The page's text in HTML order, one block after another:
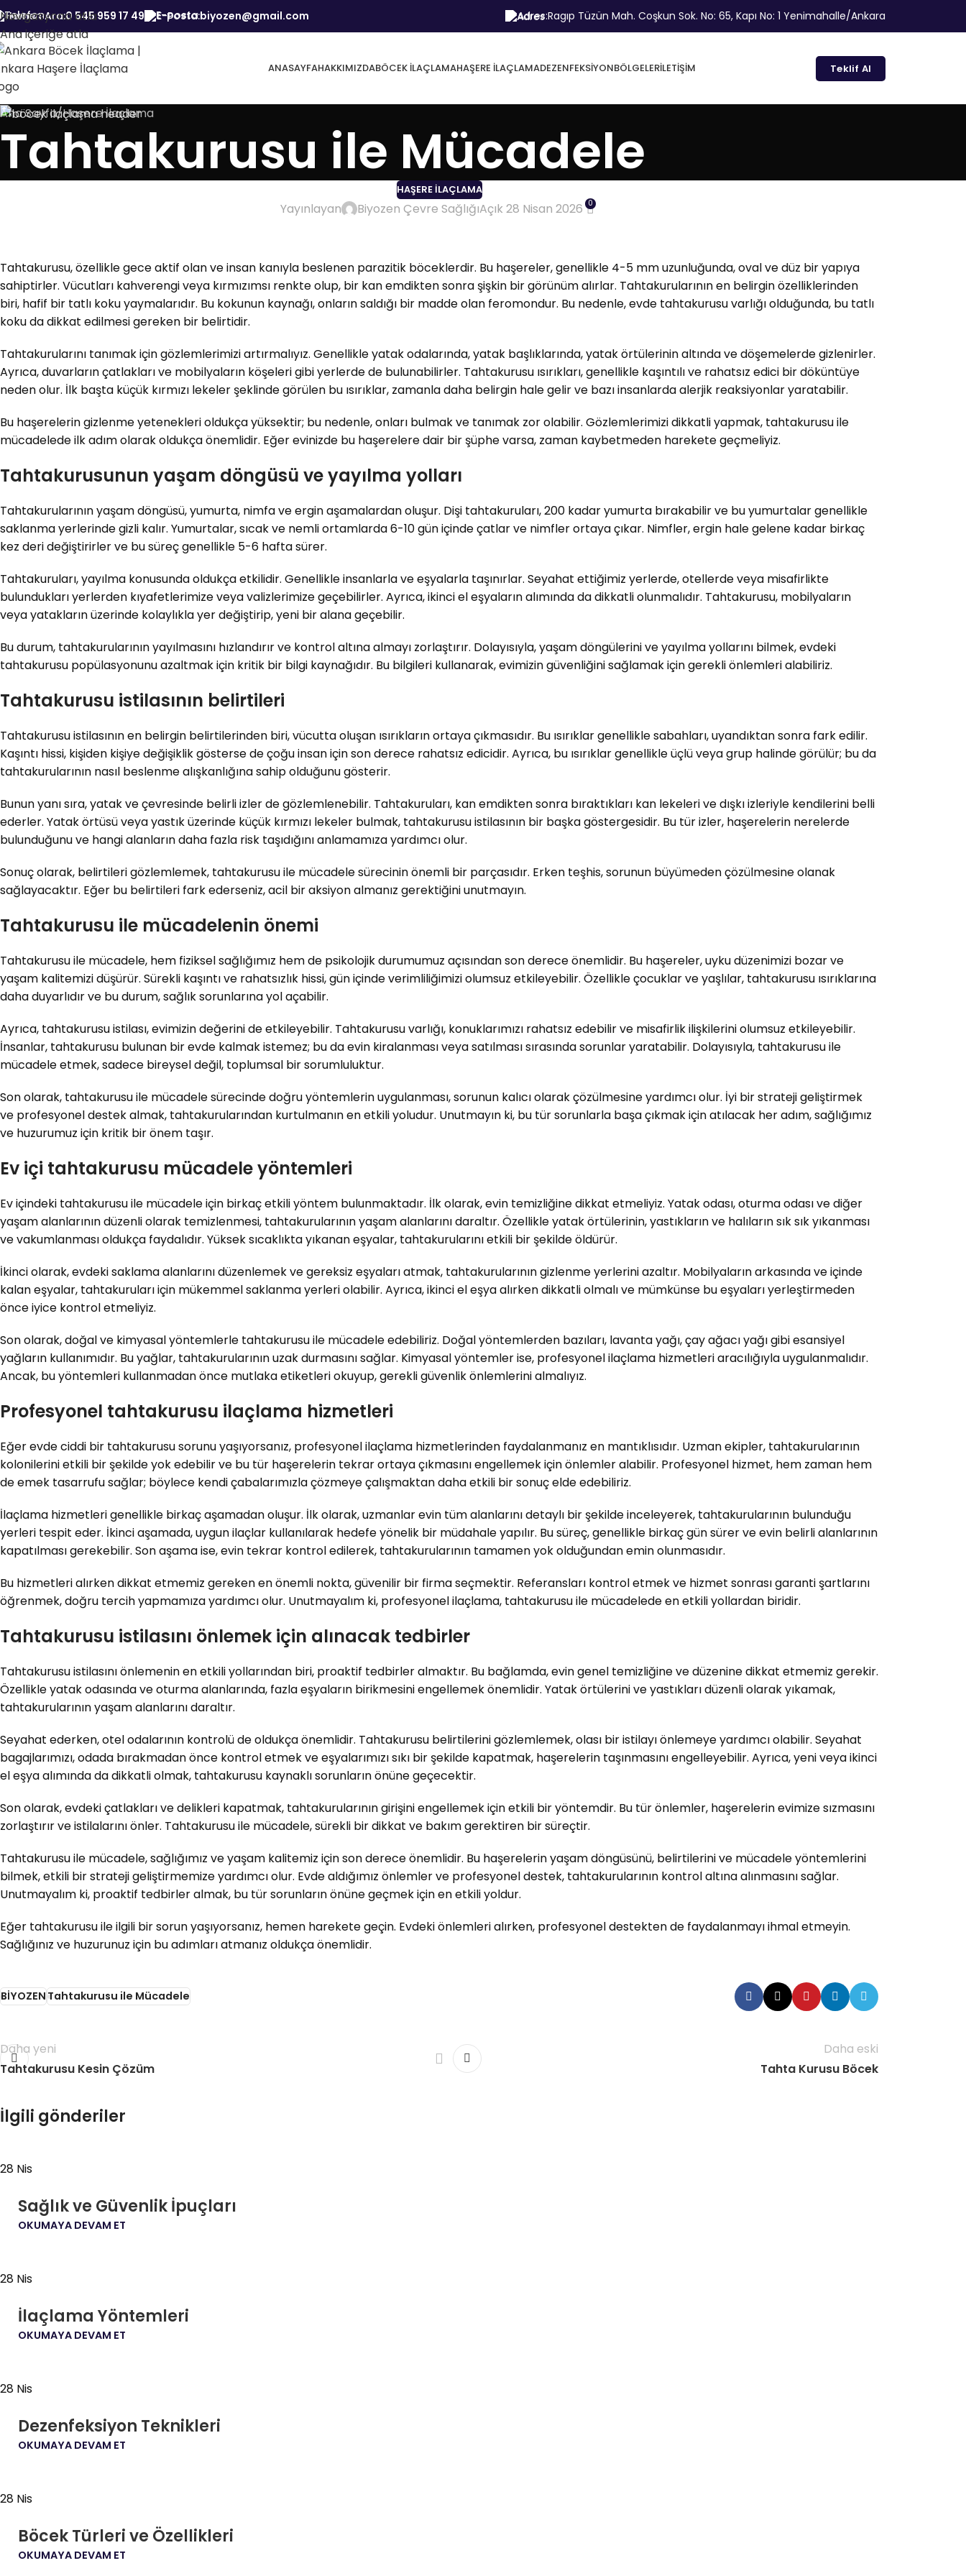
Navigasyona atla
Ana içeriğe atla
Hemen Ara:0 545 959 17 49 E-Posta:biyozen@gmail.com Adres:Ragıp Tüzün Mah. Coşkun Sok. No: 65, Kapı No: 1 Yenimahalle/Ankara
ANASAYFAHAKKIMIZDABÖCEK İLAÇLAMAHAŞERE İLAÇLAMADEZENFEKSIYONBÖLGELERİLETIŞIM Teklif Al
Ana Sayfa Haşere İlaçlama
Tahtakurusu ile Mücadele
HAŞERE İLAÇLAMA
Yayınlayan Biyozen Çevre SağlığıAçık 28 Nisan 2026 0
Tahtakurusu, özellikle gece aktif olan ve insan kanıyla beslenen parazitik böceklerdir. Bu haşereler, genellikle 4-5 mm uzunluğunda, oval ve düz bir yapıya
sahiptirler. Vücutları kahverengi veya kırmızımsı renkte olup, bir kan emdikten sonra şişkin bir görünüm alırlar. Tahtakurularının en belirgin özelliklerinden
biri, hafif bir tatlı koku yaymalarıdır. Bu kokunun kaynağı, onların saldığı bir madde olan feromondur. Bu nedenle, evde tahtakurusu varlığı olduğunda, bu tatlı
koku da dikkat edilmesi gereken bir belirtidir.
Tahtakurularını tanımak için gözlemlerimizi artırmalıyız. Genellikle yatak odalarında, yatak başlıklarında, yatak örtülerinin altında ve döşemelerde gizlenirler.
Ayrıca, duvarların çatlakları ve mobilyaların köşeleri gibi yerlerde de bulunabilirler. Tahtakurusu ısırıkları, genellikle kaşıntılı ve rahatsız edici bir döküntüye
neden olur. İlk başta küçük kırmızı lekeler şeklinde görülen bu ısırıklar, zamanla daha belirgin hale gelir ve bazı insanlarda alerjik reaksiyonlar yaratabilir.
Bu haşerelerin gizlenme yetenekleri oldukça yüksektir; bu nedenle, onları bulmak ve tanımak zor olabilir. Gözlemlerimizi dikkatli yapmak, tahtakurusu ile
mücadelede ilk adım olarak oldukça önemlidir. Eğer evinizde bu haşerelere dair bir şüphe varsa, zaman kaybetmeden harekete geçmeliyiz.
Tahtakurusunun yaşam döngüsü ve yayılma yolları
Tahtakurularının yaşam döngüsü, yumurta, nimfa ve ergin aşamalardan oluşur. Dişi tahtakuruları, 200 kadar yumurta bırakabilir ve bu yumurtalar genellikle
saklanma yerlerinde gizli kalır. Yumurtalar, sıcak ve nemli ortamlarda 6-10 gün içinde çatlar ve nimfler ortaya çıkar. Nimfler, ergin hale gelene kadar birkaç
kez deri değiştirirler ve bu süreç genellikle 5-6 hafta sürer.
Tahtakuruları, yayılma konusunda oldukça etkilidir. Genellikle insanlarla ve eşyalarla taşınırlar. Seyahat ettiğimiz yerlerde, otellerde veya misafirlikte
bulundukları yerlerden kıyafetlerimize veya valizlerimize geçebilirler. Ayrıca, ikinci el eşyaların alımında da dikkatli olunmalıdır. Tahtakurusu, mobilyaların
veya yatakların üzerinde kolaylıkla yer değiştirip, yeni bir alana geçebilir.
Bu durum, tahtakurularının yayılmasını hızlandırır ve kontrol altına almayı zorlaştırır. Dolayısıyla, yaşam döngülerini ve yayılma yollarını bilmek, evdeki
tahtakurusu popülasyonunu azaltmak için kritik bir bilgi kaynağıdır. Bu bilgileri kullanarak, evimizin güvenliğini sağlamak için gerekli önlemleri alabiliriz.
Tahtakurusu istilasının belirtileri
Tahtakurusu istilasının en belirgin belirtilerinden biri, vücutta oluşan ısırıkların ortaya çıkmasıdır. Bu ısırıklar genellikle sabahları, uyandıktan sonra fark edilir.
Kaşıntı hissi, kişiden kişiye değişiklik gösterse de çoğu insan için son derece rahatsız edicidir. Ayrıca, bu ısırıklar genellikle üçlü veya grup halinde görülür; bu da
tahtakurularının nasıl beslenme alışkanlığına sahip olduğunu gösterir.
Bunun yanı sıra, yatak ve çevresinde belirli izler de gözlemlenebilir. Tahtakuruları, kan emdikten sonra bıraktıkları kan lekeleri ve dışkı izleriyle kendilerini belli
ederler. Yatak örtüsü veya yastık üzerinde küçük kırmızı lekeler bulmak, tahtakurusu istilasının bir başka göstergesidir. Bu tür izler, haşerelerin nerelerde
bulunduğunu ve hangi alanların daha fazla risk taşıdığını anlamamıza yardımcı olur.
Sonuç olarak, belirtileri gözlemlemek, tahtakurusu ile mücadele sürecinin önemli bir parçasıdır. Erken teşhis, sorunun büyümeden çözülmesine olanak
sağlayacaktır. Eğer bu belirtileri fark ederseniz, acil bir aksiyon almanız gerektiğini unutmayın.
Tahtakurusu ile mücadelenin önemi
Tahtakurusu ile mücadele, hem fiziksel sağlığımız hem de psikolojik durumumuz açısından son derece önemlidir. Bu haşereler, uyku düzenimizi bozar ve
yaşam kalitemizi düşürür. Sürekli kaşıntı ve rahatsızlık hissi, gün içinde verimliliğimizi olumsuz etkileyebilir. Özellikle çocuklar ve yaşlılar, tahtakurusu ısırıklarına
daha duyarlıdır ve bu durum, sağlık sorunlarına yol açabilir.
Ayrıca, tahtakurusu istilası, evimizin değerini de etkileyebilir. Tahtakurusu varlığı, konuklarımızı rahatsız edebilir ve misafirlik ilişkilerini olumsuz etkileyebilir.
İnsanlar, tahtakurusu bulunan bir evde kalmak istemez; bu da evin kiralanması veya satılması sırasında sorunlar yaratabilir. Dolayısıyla, tahtakurusu ile
mücadele etmek, sadece bireysel değil, toplumsal bir sorumluluktur.
Son olarak, tahtakurusu ile mücadele sürecinde doğru yöntemlerin uygulanması, sorunun kalıcı olarak çözülmesine yardımcı olur. İyi bir strateji geliştirmek
ve profesyonel destek almak, tahtakurularından kurtulmanın en etkili yoludur. Unutmayın ki, bu tür sorunlarla başa çıkmak için atılacak her adım, sağlığımız
ve huzurumuz için kritik bir önem taşır.
Ev içi tahtakurusu mücadele yöntemleri
Ev içindeki tahtakurusu ile mücadele için birkaç etkili yöntem bulunmaktadır. İlk olarak, evin temizliğine dikkat etmeliyiz. Yatak odası, oturma odası ve diğer
yaşam alanlarının düzenli olarak temizlenmesi, tahtakurularının yaşam alanlarını daraltır. Özellikle yatak örtülerinin, yastıkların ve halıların sık sık yıkanması
ve vakumlanması oldukça faydalıdır. Yüksek sıcaklıkta yıkanan eşyalar, tahtakurularını etkili bir şekilde öldürür.
İkinci olarak, evdeki saklama alanlarını düzenlemek ve gereksiz eşyaları atmak, tahtakurularının gizlenme yerlerini azaltır. Mobilyaların arkasında ve içinde
kalan eşyalar, tahtakuruları için mükemmel saklanma yerleri olabilir. Ayrıca, ikinci el eşya alırken dikkatli olmalı ve mümkünse bu eşyaları yerleştirmeden
önce iyice kontrol etmeliyiz.
Son olarak, doğal ve kimyasal yöntemlerle tahtakurusu ile mücadele edebiliriz. Doğal yöntemlerden bazıları, lavanta yağı, çay ağacı yağı gibi esansiyel
yağların kullanımıdır. Bu yağlar, tahtakurularının uzak durmasını sağlar. Kimyasal yöntemler ise, profesyonel ilaçlama hizmetleri aracılığıyla uygulanmalıdır.
Ancak, bu yöntemleri kullanmadan önce mutlaka etiketleri okuyup, gerekli güvenlik önlemlerini almalıyız.
Profesyonel tahtakurusu ilaçlama hizmetleri
Eğer evde ciddi bir tahtakurusu sorunu yaşıyorsanız, profesyonel ilaçlama hizmetlerinden faydalanmanız en mantıklısıdır. Uzman ekipler, tahtakurularının
kolonilerini etkili bir şekilde yok edebilir ve bu tür haşerelerin tekrar ortaya çıkmasını engellemek için önlemler alabilir. Profesyonel hizmet, hem zaman hem
de emek tasarrufu sağlar; böylece kendi çabalarımızla çözmeye çalışmaktan daha etkili bir sonuç elde edebiliriz.
İlaçlama hizmetleri genellikle birkaç aşamadan oluşur. İlk olarak, uzmanlar evin tüm alanlarını detaylı bir şekilde inceleyerek, tahtakurularının bulunduğu
yerleri tespit eder. İkinci aşamada, uygun ilaçlar kullanılarak hedefe yönelik bir müdahale yapılır. Bu süreç, genellikle birkaç gün sürer ve evin belirli alanlarının
kapatılması gerekebilir. Son aşama ise, evin tekrar kontrol edilerek, tahtakurularının tamamen yok olduğundan emin olunmasıdır.
Bu hizmetleri alırken dikkat etmemiz gereken en önemli nokta, güvenilir bir firma seçmektir. Referansları kontrol etmek ve hizmet sonrası garanti şartlarını
öğrenmek, doğru tercih yapmamıza yardımcı olur. Unutmayalım ki, profesyonel ilaçlama, tahtakurusu ile mücadelede en etkili yollardan biridir.
Tahtakurusu istilasını önlemek için alınacak tedbirler
Tahtakurusu istilasını önlemenin en etkili yollarından biri, proaktif tedbirler almaktır. Bu bağlamda, evin genel temizliğine ve düzenine dikkat etmemiz gerekir.
Özellikle yatak odasında ve oturma alanlarında, fazla eşyaların birikmesini engellemek önemlidir. Yatak örtülerini ve yastıkları düzenli olarak yıkamak,
tahtakurularının yaşam alanlarını daraltır.
Seyahat ederken, otel odalarının kontrolü de oldukça önemlidir. Tahtakurusu belirtilerini gözlemlemek, olası bir istilayı önlemeye yardımcı olabilir. Seyahat
bagajlarımızı, odada bırakmadan önce kontrol etmek ve eşyalarımızı sıkı bir şekilde kapatmak, haşerelerin taşınmasını engelleyebilir. Ayrıca, yeni veya ikinci
el eşya alımında da dikkatli olmak, tahtakurusu kaynaklı sorunların önüne geçecektir.
Son olarak, evdeki çatlakları ve delikleri kapatmak, tahtakurularının girişini engellemek için etkili bir yöntemdir. Bu tür önlemler, haşerelerin evimize sızmasını
zorlaştırır ve istilalarını önler. Tahtakurusu ile mücadele, sürekli bir dikkat ve bakım gerektiren bir süreçtir.
Tahtakurusu ile mücadele, sağlığımız ve yaşam kalitemiz için son derece önemlidir. Bu haşerelerin yaşam döngüsünü, belirtilerini ve mücadele yöntemlerini
bilmek, etkili bir strateji geliştirmemize yardımcı olur. Evde aldığımız önlemler ve profesyonel destek, tahtakurularının kontrol altına alınmasını sağlar.
Unutmayalım ki, proaktif tedbirler almak, bu tür sorunların önüne geçmek için en etkili yoldur.
Eğer tahtakurusu ile ilgili bir sorun yaşıyorsanız, hemen harekete geçin. Evdeki önlemleri alırken, profesyonel destekten de faydalanmayı ihmal etmeyin.
Sağlığınız ve huzurunuz için bu adımları atmanız oldukça önemlidir.
BİYOZENTahtakurusu ile Mücadele
Daha yeni
Tahtakurusu Kesin Çözüm
Daha eski
Tahta Kurusu Böcek
İlgili gönderiler
28 Nis
Sağlık ve Güvenlik İpuçları
OKUMAYA DEVAM ET
28 Nis
İlaçlama Yöntemleri
OKUMAYA DEVAM ET
28 Nis
Dezenfeksiyon Teknikleri
OKUMAYA DEVAM ET
28 Nis
Böcek Türleri ve Özellikleri
OKUMAYA DEVAM ET